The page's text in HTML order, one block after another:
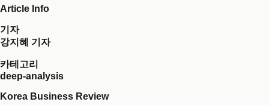
Article Info
기자
강지혜 기자
카테고리
deep-analysis
Korea Business Review